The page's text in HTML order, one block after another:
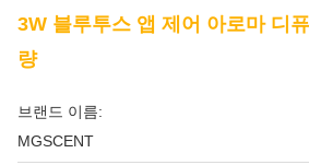
3W 블루투스 앱 제어 아로마 디
량
브랜드 이름:
MGSCENT